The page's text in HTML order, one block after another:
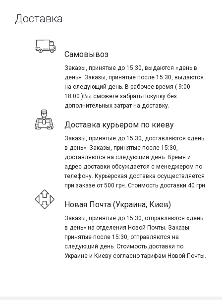
Доставка
Самовывоз
Заказы, принятые до 15:30, выдаются «день в
день». Заказы, принятые после 15:30, выдаются
на следующий день. В рабочее время ( 9:00 -
18:00 )Вы сможете забрать покупку без
дополнительных затрат на доставку.
Доставка курьером по киеву
Заказы, принятые до 15:30, доставляются «день
в день». Заказы, принятые после 15:30,
доставляются на следующий день. Время и
адрес доставки обсуждается с менеджером по
телефону. Курьерская доставка осуществляется
при заказе от 500 грн. Стоимость доставки 40 грн.
Новая Почта (Украина, Киев)
Заказы, принятые до 15:30, отправляются «день
в день» на отделения Новой Почты. Заказы
принятые после 15:30, отправляются на
следующий день. Стоимость доставки по
Украине и Киеву согласно тарифам Новой Почты.